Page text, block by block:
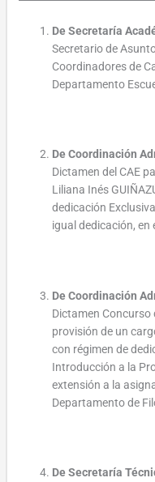
De Secretaría
Secretario de
Coordinadores de
Departamento
De Coordinación
Dictamen del CAE
Liliana Inés
dedicación
igual dedicación, en
De Coordinación
Dictamen Concurso
provisión de un
con régimen de
Introducción a la
extensión a la
Departamento de
De Secretaría